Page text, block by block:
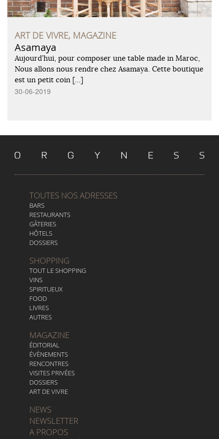
ART DE VIVRE, MAGAZINE
Asamaya
Aujourd’hui, pour composer une table made in Maroc,
Nous allons nous rendre chez Asamaya. Cette boutique
est un petit coin […]
30-06-2019
TOUTES NOS ADRESSES
BARS
RESTAURANTS
GÂTERIES
HÔTELS
DOSSIERS
SHOPPING
TOUT LE SHOPPING
VINS
SPIRITUEUX
FOOD
LIVRES
AUTRES
MAGAZINE
ÉDITORIAL
ÉVÈNEMENTS
RENCONTRES
VISITES PRIVÉES
DOSSIERS
ART DE VIVRE
NEWS
NEWSLETTER
A PROPOS